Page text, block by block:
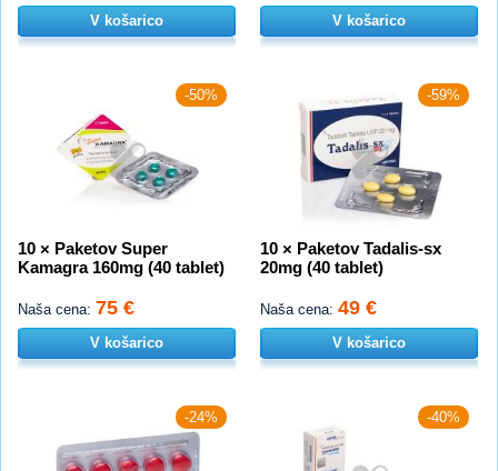
V košarico V košarico
-50%
10 × Paketov Super
Kamagra 160mg (40 tablet)
Naša cena: 75 €
V košarico
-59%
10 × Paketov Tadalis-sx
20mg (40 tablet)
Naša cena: 49 €
V košarico
-24% -40%